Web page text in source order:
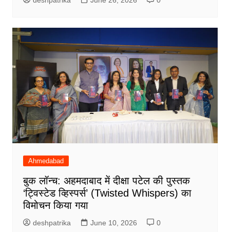
Ahmedabad
बुक लॉन्च: अहमदाबाद में दीक्षा पटेल की पुस्तक
‘ट्विस्टेड व्हिस्पर्स’ (Twisted Whispers) का
विमोचन किया गया
deshpatrika June 10, 2026 0